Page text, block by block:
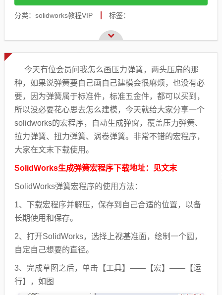
分类：solidworks教程VIP 标签：
今天有位会员问我怎么画压力弹簧，两头压扁的那
种，如果说弹簧要自己画自己建模会很麻烦，也没有必
要，因为弹簧属于标准件，标准五金件，都可以买到，
所以没必要花心思去怎么建模，今天就给大家分享一个
solidworks的宏程序，自动生成弹窗，覆盖压力弹簧、
拉力弹簧、扭力弹簧、涡卷弹簧。非常不错的宏程序，
大家在文末下载使用。
SolidWorks生成弹簧宏程序下载地址：见文末
SolidWorks弹簧宏程序的使用方法：
1、下载宏程序并解压，保存到自己合适的位置，以备
长期使用和保存。
2、打开SolidWorks，选择上视基准面，绘制一个圆，
自定自己想要的直径。
3、完成草图之后， 单击【工具】——【宏】——【运
行】，如图